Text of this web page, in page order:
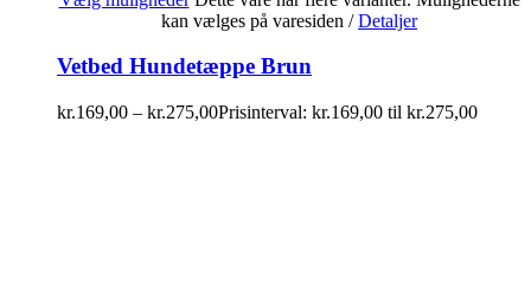
kan vælges på varesiden / Detaljer
Vetbed Hundetæppe Brun
kr.169,00 – kr.275,00Prisinterval: kr.169,00 til kr.275,00